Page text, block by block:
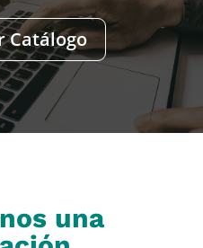
Catálogo
una